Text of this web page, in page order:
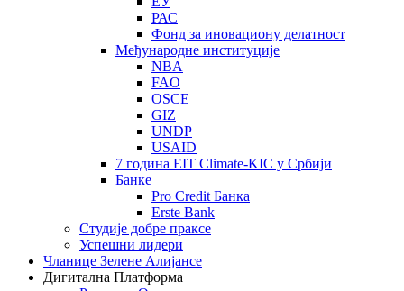
РАС
Фонд за иновациону делатност
Међународне институције
NBA
FAO
OSCE
GIZ
UNDP
USAID
7 година EIT Climate-KIC у Србији
Банке
Pro Credit Банка
Erste Bank
Студије добре праксе
Успешни лидери
Чланице Зелене Алијансе
Дигитална Платформа